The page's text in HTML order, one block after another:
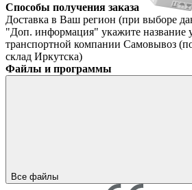
Способы получения заказа
Доставка в Ваш регион (при выборе
"Доп. информация" укажите название
транспортной компании Самовывоз
склад Иркутска)
Файлы и программы
Все файлы